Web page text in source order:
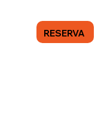
RESERVA